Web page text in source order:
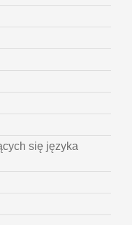
się języka